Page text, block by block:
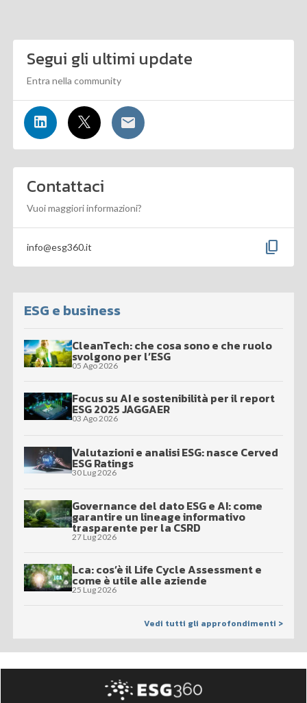
Segui gli ultimi update
Entra nella community
Contattaci
Vuoi maggiori informazioni?
info@esg360.it content_copy
ESG e business
CleanTech: che cosa sono e che ruolo
svolgono per l’ESG
05 Ago 2026
Focus su AI e sostenibilità per il report
ESG 2025 JAGGAER
03 Ago 2026
Valutazioni e analisi ESG: nasce Cerved
ESG Ratings
30 Lug 2026
Governance del dato ESG e AI: come
garantire un lineage informativo
trasparente per la CSRD
27 Lug 2026
Lca: cos’è il Life Cycle Assessment e
come è utile alle aziende
25 Lug 2026
Vedi tutti gli approfondimenti >